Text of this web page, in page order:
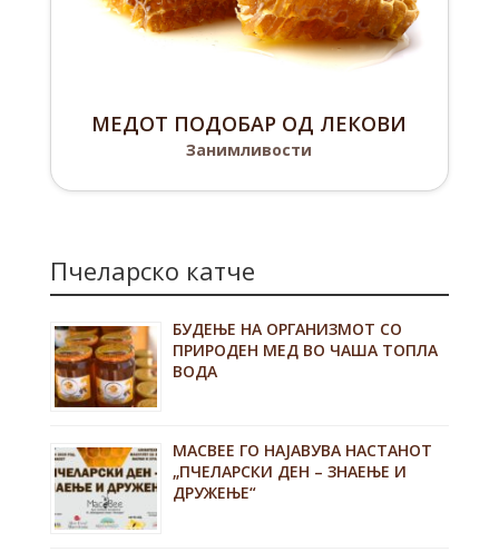
МЕДОТ ПОДОБАР ОД ЛЕКОВИ
Занимливости
Пчеларско катче
БУДЕЊЕ НА ОРГАНИЗМОТ СО
ПРИРОДЕН МЕД ВО ЧАША ТОПЛА
ВОДА
MACBEE ГО НАЈАВУВА НАСТАНОТ
„ПЧЕЛАРСКИ ДЕН – ЗНАЕЊЕ И
ДРУЖЕЊЕ“